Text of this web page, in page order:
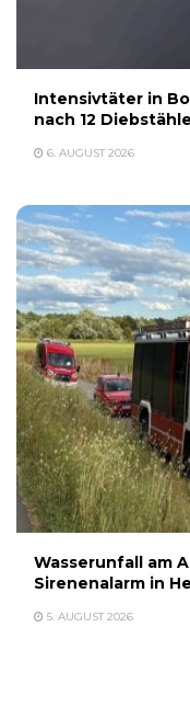
Intensivtäter in
nach 12
6. AUGUST 2026
Wasserunfall am
Sirenenalarm in
5. AUGUST 2026